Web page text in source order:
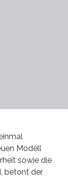
Modell
sowie die
betont der